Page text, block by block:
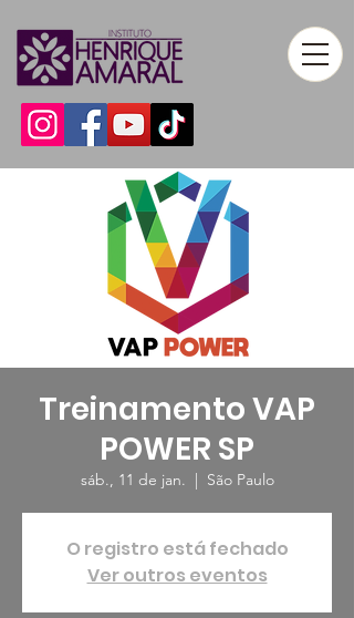
Treinamento VAP
POWER SP
sáb., 11 de jan.
  |
São Paulo
O registro está fechado
Ver outros eventos